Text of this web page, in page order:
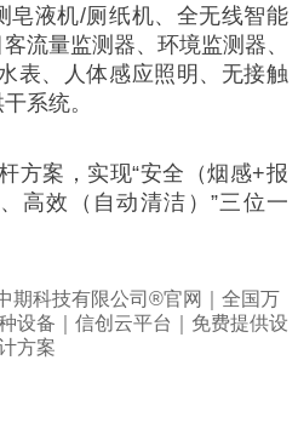
皂液机/厕纸机、全无线智能
流量监测器、环境监测器、
表、人体感应照明、无接触
系统。
方案，实现“安全（烟感+报
高效（自动清洁）”三位一